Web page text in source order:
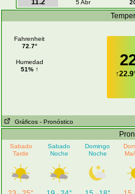
11.2
5 Abr
Fahrenheit
72.7°
Humedad
51% ↑
↑
Gráficos - Pronóstico
Sabado
Tarde
Sabado
Noche
Domingo
Noche